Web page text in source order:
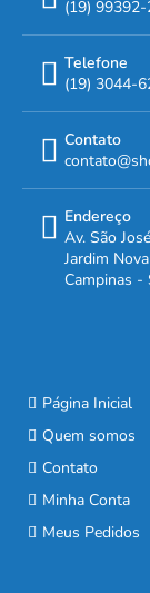
(19)
Telefone
(19) 3044-
Contato
Endereço
Av. São
Jardim
Campinas -
Página Inicial
Quem somos
Contato
Minha Conta
Meus Pedidos